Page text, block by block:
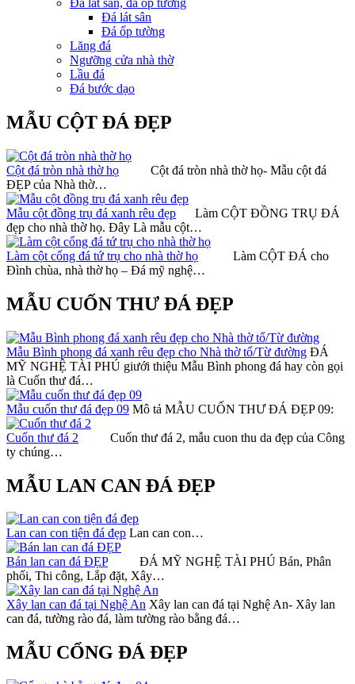
Đá lát sân, đá ốp tường
Đá lát sân
Đá ốp tường
Lăng đá
Ngưỡng cửa nhà thờ
Lầu đá
Đá bước dạo
MẪU CỘT ĐÁ ĐẸP
Cột đá tròn nhà thờ họ Cột đá tròn nhà thờ họ- Mẫu cột đá
ĐẸP của Nhà thờ…
Mẫu cột đồng trụ đá xanh rêu đẹp Làm CỘT ĐỒNG TRỤ ĐÁ
đẹp cho nhà thờ họ. Đây Là mẫu cột…
Làm cột cổng đá tứ trụ cho nhà thờ họ Làm CỘT ĐÁ cho
Đình chùa, nhà thờ họ – Đá mỹ nghệ…
MẪU CUỐN THƯ ĐÁ ĐẸP
Mẫu Bình phong đá xanh rêu đẹp cho Nhà thờ tổ/Từ đường ĐÁ
MỸ NGHỆ TÀI PHÚ giưới thiệu Mẫu Bình phong đá hay còn gọi
là Cuốn thư đá…
Mẫu cuốn thư đá đẹp 09 Mô tả MẪU CUỐN THƯ ĐÁ ĐẸP 09:
Cuốn thư đá 2 Cuốn thư đá 2, mẫu cuon thu da đẹp của Công
ty chúng…
MẪU LAN CAN ĐÁ ĐẸP
Lan can con tiện đá đẹp Lan can con…
Bán lan can đá ĐẸPĐÁ MỸ NGHỆ TÀI PHÚ Bán, Phân
phối, Thi công, Lắp đặt, Xây…
Xây lan can đá tại Nghệ An Xây lan can đá tại Nghệ An- Xây lan
can đá, tường rào đá, làm tường rào bằng đá…
MẪU CỔNG ĐÁ ĐẸP